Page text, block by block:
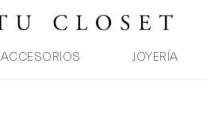
ACCESORIOS JOYERÍA